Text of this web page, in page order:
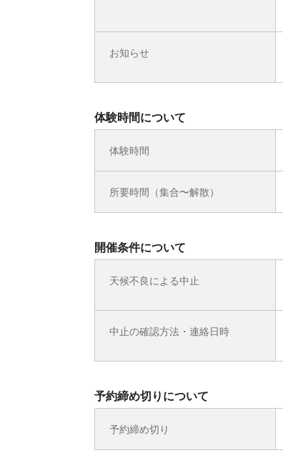
お知らせ
体験時間について
体験時間
所要時間（集合〜解散）
開催条件について
天候不良による中止
中止の確認方法・連絡日時
予約締め切りについて
予約締め切り